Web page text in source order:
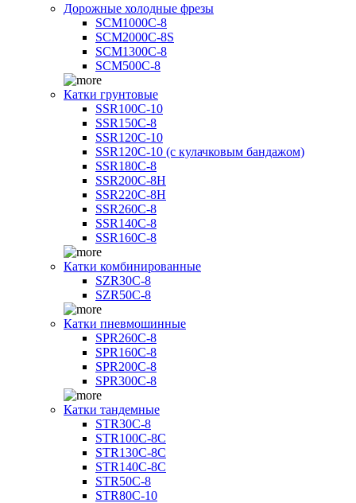
Дорожные холодные фрезы
SCM1000C-8
SCM2000C-8S
SCM1300C-8
SCM500C-8
Катки грунтовые
SSR100C-10
SSR150C-8
SSR120C-10
SSR120C-10 (с кулачковым бандажом)
SSR180C-8
SSR200C-8H
SSR220C-8H
SSR260C-8
SSR140C-8
SSR160C-8
Катки комбинированные
SZR30C-8
SZR50C-8
Катки пневмошинные
SPR260C-8
SPR160C-8
SPR200C-8
SPR300C-8
Катки тандемные
STR30C-8
STR100C-8С
STR130C-8С
STR140C-8С
STR50C-8
STR80C-10